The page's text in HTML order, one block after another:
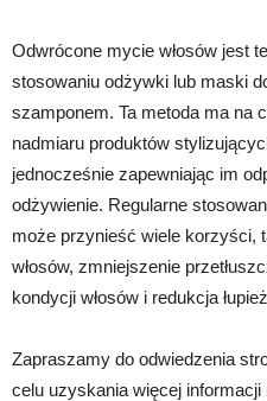
Odwrócone mycie włosów jest
stosowaniu odżywki lub maski
szamponem. Ta metoda ma na
nadmiaru produktów
jednocześnie zapewniając im
odżywienie. Regularne
może przynieść wiele korzyści,
włosów, zmniejszenie
kondycji włosów i redukcja
Zapraszamy do odwiedzenia
celu uzyskania więcej informacji